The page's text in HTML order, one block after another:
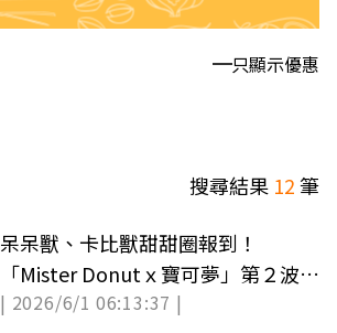
只顯示優惠
搜尋結果 12筆
呆呆獸、卡比獸甜甜圈報到！
「Mister Donutｘ寶可夢」第２波：
全新泡芙圈、買６送２
| 2026/6/1 06:13:37 |